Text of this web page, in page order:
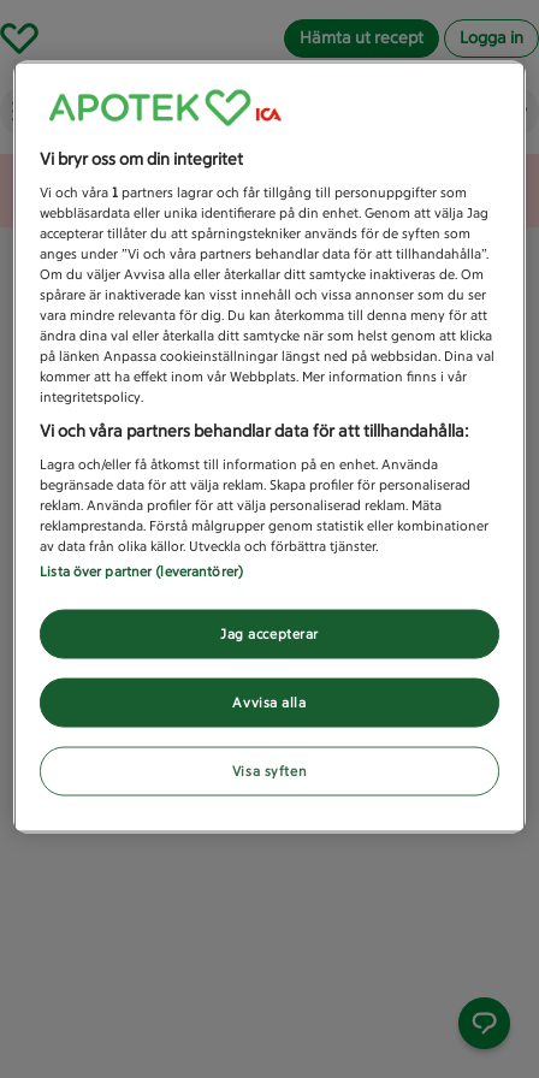
Hämta ut recept Logga in
Vad letar du efter idag?
Unknown error
Vi bryr oss om din integritet
Vi och våra1 partners lagrar och får tillgång till personuppgifter som
webbläsardata eller unika identifierare på din enhet. Genom att välja Jag
accepterar tillåter du att spårningstekniker används för de syften som
anges under ”Vi och våra partners behandlar data för att tillhandahålla”.
Om du väljer Avvisa alla eller återkallar ditt samtycke inaktiveras de. Om
spårare är inaktiverade kan visst innehåll och vissa annonser som du ser
vara mindre relevanta för dig. Du kan återkomma till denna meny för att
ändra dina val eller återkalla ditt samtycke när som helst genom att klicka
på länken Anpassa cookieinställningar längst ned på webbsidan. Dina val
kommer att ha effekt inom vår Webbplats. Mer information finns i vår
integritetspolicy.
Vi och våra partners behandlar data för att tillhandahålla:
Lagra och/eller få åtkomst till information på en enhet. Använda
begränsade data för att välja reklam. Skapa profiler för personaliserad
reklam. Använda profiler för att välja personaliserad reklam. Mäta
reklamprestanda. Förstå målgrupper genom statistik eller kombinationer
av data från olika källor. Utveckla och förbättra tjänster.
Lista över partner (leverantörer)
Avvisa alla
Jag accepterar
Visa syften